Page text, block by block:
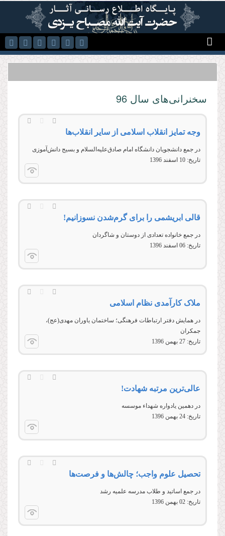
رفتن به محتوای اصلی
سخنرانی‌های سال 96
وجه تمایز انقلاب اسلامی از سایر انقلاب‌ها
در جمع دانشجویان دانشگاه امام صادق‌علیه‌السلام و بسیج دانش‌آموزی
تاریخ: 10 اسفند 1396
قالی ابریشمی را برای گرم‌شدن نسوزانیم!
در جمع خانواده تعدادی از دوستان و شاگردان
تاریخ: 06 اسفند 1396
ملاک کارآمدی نظام اسلامی
در همایش دفتر ارتباطات فرهنگی؛ ساختمان ياوران مهدی(عج)،
جمکران
تاریخ: 27 بهمن 1396
عالی‌ترین مرتبه شهادت!
در دهمین یادواره شهداء موسسه
تاریخ: 24 بهمن 1396
تحصیل علوم واجب؛ چالش‌ها و فرصت‌ها
در جمع اساتید و طلاب مدرسه علمیه رشد
تاریخ: 02 بهمن 1396